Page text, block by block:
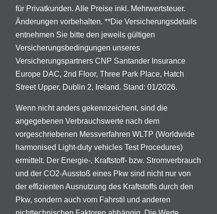
für Privatkunden. Alle Preise inkl. Mehrwertsteuer.
Änderungen vorbehalten. **Die Versicherungsdetails
entnehmen Sie bitte den jeweils gültigen
Versicherungsbedingungen unseres
Versicherungspartners CNP Santander Insurance
Europe DAC, 2nd Floor, Three Park Place, Hatch
Street Upper, Dublin 2, Ireland. Stand: 01/2026.
Wenn nicht anders gekennzeichent, sind die
angegebenen Verbrauchswerte nach dem
vorgeschriebenen Messverfahren WLTP (Worldwide
harmonised Light-duty vehicles Test Procedures)
ermittelt. Der Energie-, Kraftstoff- bzw. Stromverbrauch
und der CO2-Ausstoß eines Pkw sind nicht nur von
der effizienten Ausnutzung des Kraftstoffs durch den
Pkw, sondern auch vom Fahrstil und anderen